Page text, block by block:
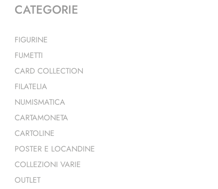
CATEGORIE
FIGURINE
FUMETTI
CARD COLLECTION
FILATELIA
NUMISMATICA
CARTAMONETA
CARTOLINE
POSTER E LOCANDINE
COLLEZIONI VARIE
OUTLET